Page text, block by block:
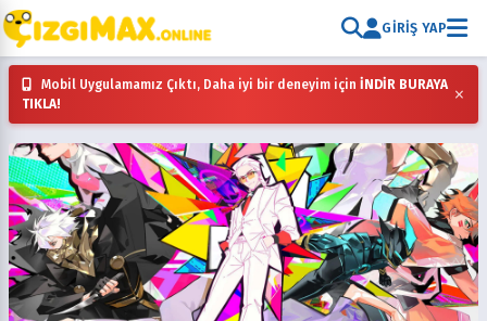
GIRIŞ YAP
Mobil Uygulamamız Çıktı, Daha iyi bir deneyim için İNDİR BURAYA
TIKLA!
×